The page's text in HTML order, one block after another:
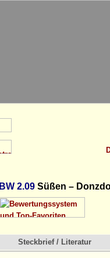
BW 2.09 Süßen –
Steckbrief / Literatur